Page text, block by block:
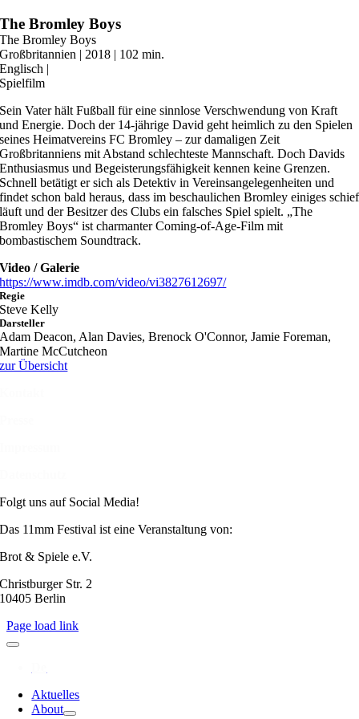
Zum
Inhalt
springen
The Bromley Boys
The Bromley Boys
Großbritannien | 2018 | 102 min.
Englisch |
Spielfilm
Sein Vater hält Fußball für eine sinnlose Verschwendung von Kraft
und Energie. Doch der 14-jährige David geht heimlich zu den Spielen
seines Heimatvereins FC Bromley – zur damaligen Zeit
Großbritanniens mit Abstand schlechteste Mannschaft. Doch Davids
Enthusiasmus und Begeisterungsfähigkeit kennen keine Grenzen.
Schnell betätigt er sich als Detektiv in Vereinsangelegenheiten und
findet schon bald heraus, dass im beschaulichen Bromley einiges schief
läuft und der Besitzer des Clubs ein falsches Spiel spielt. „The
Bromley Boys“ ist charmanter Coming-of-Age-Film mit
bombastischem Soundtrack.
Video / Galerie
https://www.imdb.com/video/vi3827612697/
Regie
Steve Kelly
Darsteller
Adam Deacon, Alan Davies, Brenock O'Connor, Jamie Foreman,
Martine McCutcheon
zur Übersicht
Folgt uns auf Social Media!
Das 11mm Festival ist eine Veranstaltung von:
Brot & Spiele e.V.
Christburger Str. 2
10405 Berlin
Page load link
Aktuelles
About